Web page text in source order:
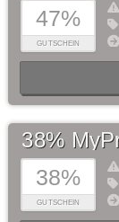
47%
GUTSCHEIN
38%
GUTSCHEIN
38%